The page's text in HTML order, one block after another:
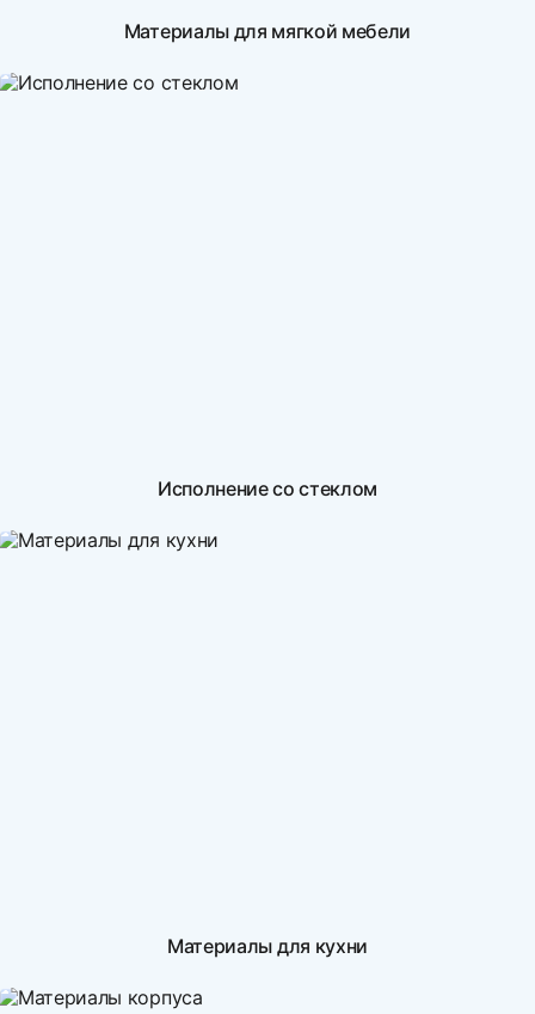
Материалы для мягкой мебели
Исполнение со стеклом
Материалы для кухни